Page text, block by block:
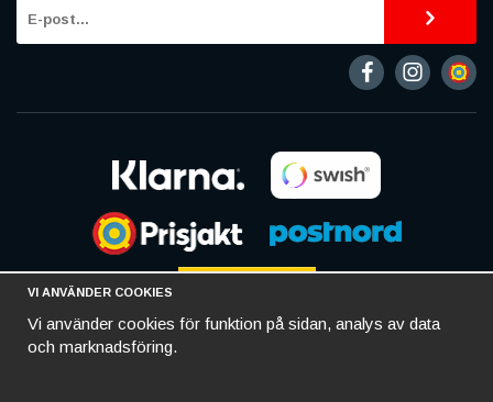
VI ANVÄNDER COOKIES
Vi använder cookies för funktion på sidan, analys av data
och marknadsföring.